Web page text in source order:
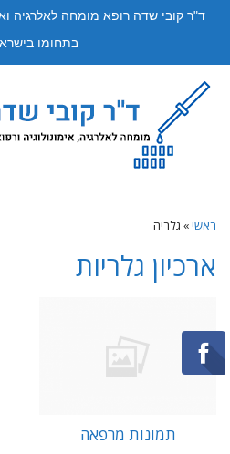
ראשי» גלריה
ארכיון גלריות
תמונות מרפאה
ד"ר קובי שדה רופא מומחה לאלרגיה
בתחומו